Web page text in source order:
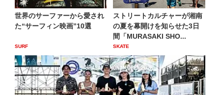
世界のサーファーから愛され
た“サーフィン映画”10選
SURF
ストリートカルチャーが湘南
の夏を幕開けを知らせた3日
間「MURASAKI SHO...
SKATE